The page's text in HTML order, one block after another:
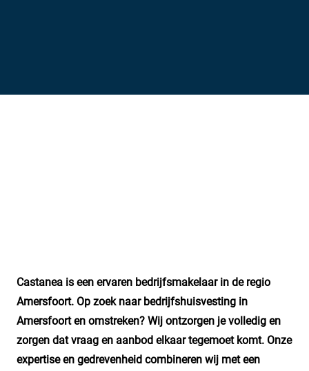
Castanea is een ervaren bedrijfsmakelaar in de regio
Amersfoort. Op zoek naar bedrijfshuisvesting in
Amersfoort en omstreken? Wij ontzorgen je volledig en
zorgen dat vraag en aanbod elkaar tegemoet komt. Onze
expertise en gedrevenheid combineren wij met een